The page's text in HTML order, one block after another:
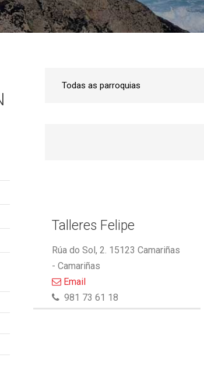
Talleres Felipe
Rúa do Sol, 2. 15123 Camariñas
- Camariñas
Email
981 73 61 18